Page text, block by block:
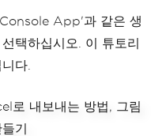
App'과 같은 생
택하십시오. 이 튜토리
다.